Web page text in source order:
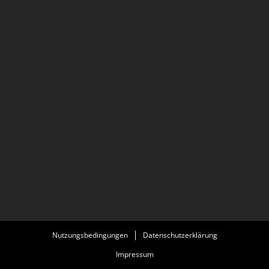
Nutzungsbedingungen
Datenschutzerklärung
Impressum